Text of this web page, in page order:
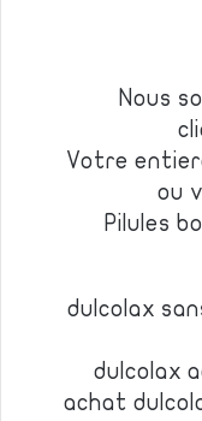
Nous
Votre
ou
Pilules
dulcolax
dulcolax
achat